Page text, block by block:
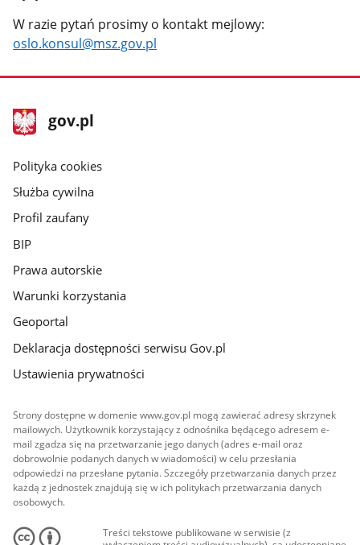
W razie pytań prosimy o kontakt mejlowy:
oslo.konsul@msz.gov.pl
stopka
gov.pl
Strona
gov.pl
gov.pl
Polityka cookies
Służba cywilna
Profil zaufany
BIP
Prawa autorskie
Warunki korzystania
Geoportal
Deklaracja dostępności serwisu Gov.pl
Ustawienia prywatności
Strony dostępne w domenie www.gov.pl mogą zawierać adresy skrzynek
mailowych. Użytkownik korzystający z odnośnika będącego adresem e-
mail zgadza się na przetwarzanie jego danych (adres e-mail oraz
dobrowolnie podanych danych w wiadomości) w celu przesłania
odpowiedzi na przesłane pytania. Szczegóły przetwarzania danych przez
każdą z jednostek znajdują się w ich politykach przetwarzania danych
osobowych.
Treści tekstowe publikowane w serwisie (z